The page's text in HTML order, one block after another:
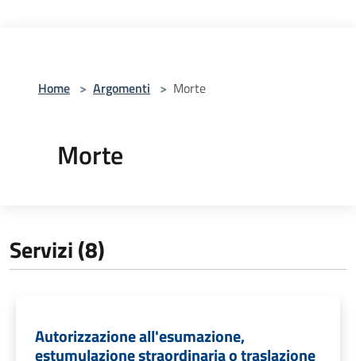
Home > Argomenti > Morte
Morte
Servizi (8)
Autorizzazione all'esumazione,
estumulazione straordinaria o traslazione